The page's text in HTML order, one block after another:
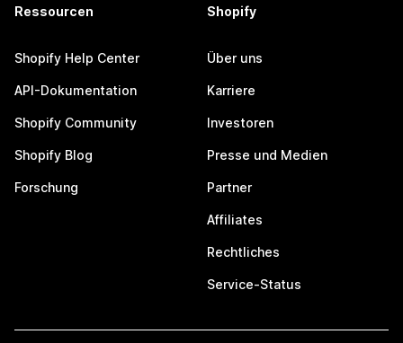
Ressourcen
Shopify Help Center
API-Dokumentation
Shopify Community
Shopify Blog
Forschung
Shopify
Über uns
Karriere
Investoren
Presse und Medien
Partner
Affiliates
Rechtliches
Service-Status